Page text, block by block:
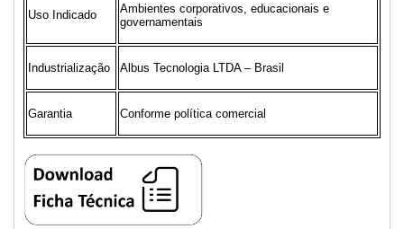
Uso Indicado
Ambientes corporativos, educacionais e
governamentais
Industrialização Albus Tecnologia LTDA – Brasil
Garantia Conforme política comercial